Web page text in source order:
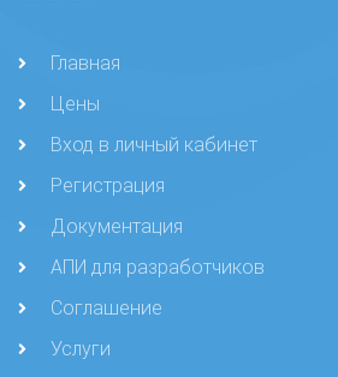
Главная
Цены
Вход в личный кабинет
Регистрация
Документация
АПИ для разработчиков
Соглашение
Услуги